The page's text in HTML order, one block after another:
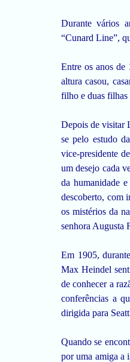
Durante vários
“Cunard Line”,
Entre os anos de
altura casou,
filho e duas filhas
Depois de visitar
se pelo estudo
vice-presidente
um desejo cada
da humanidade
descoberto, com
os mistérios da
senhora Augusta
Em 1905,
Max Heindel
de conhecer a
conferências a
dirigida para
Quando se
por uma amiga a